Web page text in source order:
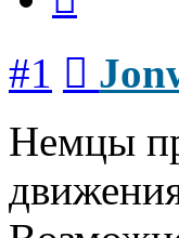
#1
Немцы